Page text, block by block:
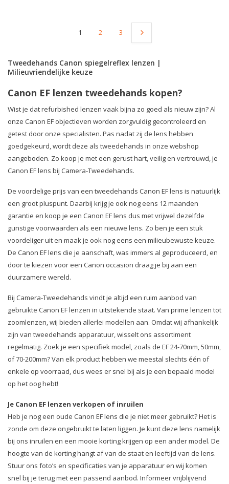
1 2 3
Tweedehands Canon spiegelreflex lenzen |
Milieuvriendelijke keuze
Canon EF lenzen tweedehands kopen?
Wist je dat refurbished lenzen vaak bijna zo goed als nieuw zijn? Al
onze Canon EF objectieven worden zorgvuldig gecontroleerd en
getest door onze specialisten. Pas nadat zij de lens hebben
goedgekeurd, wordt deze als tweedehands in onze webshop
aangeboden. Zo koop je met een gerust hart, veilig en vertrouwd, je
Canon EF lens bij Camera-Tweedehands.
De voordelige prijs van een tweedehands Canon EF lens is natuurlijk
een groot pluspunt. Daarbij krijg je ook nog eens 12 maanden
garantie en koop je een Canon EF lens dus met vrijwel dezelfde
gunstige voorwaarden als een nieuwe lens. Zo ben je een stuk
voordeliger uit en maak je ook nog eens een milieubewuste keuze.
De Canon EF lens die je aanschaft, was immers al geproduceerd, en
door te kiezen voor een Canon occasion draag je bij aan een
duurzamere wereld.
Bij Camera-Tweedehands vindt je altijd een ruim aanbod van
gebruikte Canon EF lenzen in uitstekende staat. Van prime lenzen tot
zoomlenzen, wij bieden allerlei modellen aan. Omdat wij afhankelijk
zijn van tweedehands apparatuur, wisselt ons assortiment
regelmatig. Zoek je een specifiek model, zoals de EF 24-70mm, 50mm,
of 70-200mm? Van elk product hebben we meestal slechts één of
enkele op voorraad, dus wees er snel bij als je een bepaald model
op het oog hebt!
Je Canon EF lenzen verkopen of inruilen
Heb je nog een oude Canon EF lens die je niet meer gebruikt? Het is
zonde om deze ongebruikt te laten liggen. Je kunt deze lens namelijk
bij ons inruilen en een mooie korting krijgen op een ander model. De
hoogte van de korting hangt af van de staat en leeftijd van de lens.
Stuur ons foto’s en specificaties van je apparatuur en wij komen
snel bij je terug met een passend aanbod. Informeer vrijblijvend